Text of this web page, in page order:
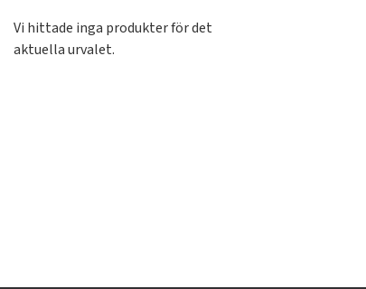
Vi hittade inga produkter för det
aktuella urvalet.